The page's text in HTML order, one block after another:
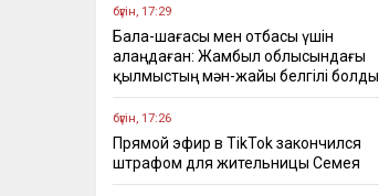
бүгін, 17:29
Бала-шағасы мен отбасы үшін
алаңдаған: Жамбыл облысындағы
қылмыстың мән-жайы белгілі болды
бүгін, 17:26
Прямой эфир в TikTok закончился
штрафом для жительницы Семея